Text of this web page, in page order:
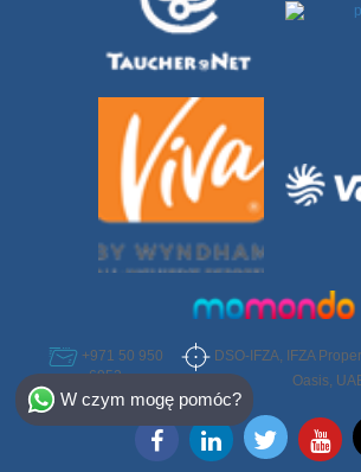
+971 50 950
6952
DSO-IFZA, IFZA
Oasis,
W czym mogę pomóc?
Select Destination
Egypt